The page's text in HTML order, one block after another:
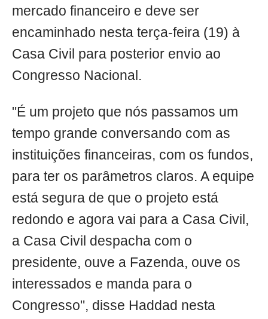
mercado financeiro e deve ser
encaminhado nesta terça-feira (19) à
Casa Civil para posterior envio ao
Congresso Nacional.
"É um projeto que nós passamos um
tempo grande conversando com as
instituições financeiras, com os fundos,
para ter os parâmetros claros. A equipe
está segura de que o projeto está
redondo e agora vai para a Casa Civil,
a Casa Civil despacha com o
presidente, ouve a Fazenda, ouve os
interessados e manda para o
Congresso", disse Haddad nesta